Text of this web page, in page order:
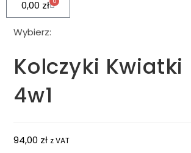
0,00 zł
Wybierz:
Kolczyki Kwiatki
4w1
94,00 zł z VAT